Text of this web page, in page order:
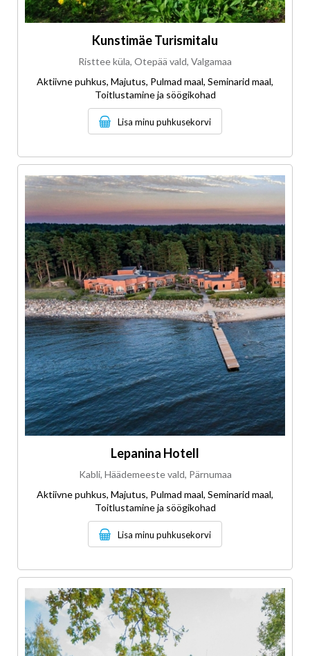
Kunstimäe Turismitalu
Risttee küla, Otepää vald, Valgamaa
Aktiivne puhkus, Majutus, Pulmad maal, Seminarid maal,
Toitlustamine ja söögikohad
Lisa minu puhkusekorvi
Lepanina Hotell
Kabli, Häädemeeste vald, Pärnumaa
Aktiivne puhkus, Majutus, Pulmad maal, Seminarid maal,
Toitlustamine ja söögikohad
Lisa minu puhkusekorvi